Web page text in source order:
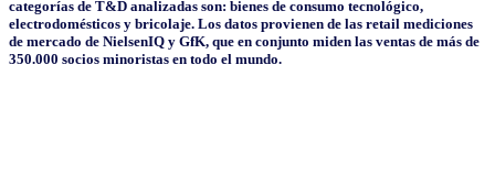
categorías de T&D analizadas son: bienes de consumo tecnológico,
electrodomésticos y bricolaje. Los datos provienen de las retail mediciones
de mercado de NielsenIQ y GfK, que en conjunto miden las ventas de más de
350.000 socios minoristas en todo el mundo.